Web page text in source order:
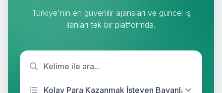
Türkiye'nin en güvenilir ajansları ve güncel iş
ilanları tek bir platformda.